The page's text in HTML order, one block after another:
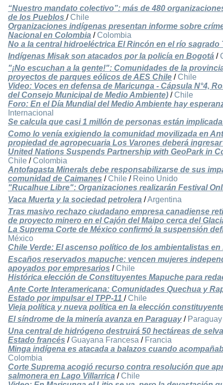
“Nuestro mandato colectivo”: más de 480
de los Pueblos / Chile
Organizaciones indígenas presentan informe sobre
Nacional en Colombia / Colombia
No a la central hidroeléctrica El Rincón en el río sagrado
Indígenas Misak son atacados por la policía en Bogotá /
"¡No escuchan a la gente!": Comunidades de la
proyectos de parques eólicos de AES Chile / Chile
Video: Voces en defensa de Maricunga - Cápsula N°4,
del Consejo Municipal de Medio Ambiente) / Chile
Foro: En el Día Mundial del Medio Ambiente hay
Internacional
Se calcula que casi 1 millón de personas están
Como lo venía exigiendo la comunidad movilizada en
propiedad de agropecuaria Los Varones deberá ingresar
United Nations Suspends Partnership with GeoPark in
Chile / Colombia
Antofagasta Minerals debe responsabilizarse de sus
comunidad de Caimanes / Chile / Reino Unido
"Rucalhue Libre": Organizaciones realizarán Festival
Vaca Muerta y la sociedad petrolera /Argentina
Tras masivo rechazo ciudadano empresa canadiense
de proyecto minero en el Cajón del Maipo cerca del
La Suprema Corte de México confirmó la suspensión
México
Chile Verde: El ascenso político de los ambientalistas
Escaños reservados mapuche: vencen mujeres
apoyados por empresarios / Chile
Histórica elección de Constituyentes Mapuche para
Ante Corte Interamericana: Comunidades Quechua y
Estado por impulsar el TPP-11 / Chile
Vieja política y nueva política en la elección
El síndrome de la minería avanza en Paraguay/ Paraguay
Una central de hidrógeno destruirá 50 hectáreas de
Estado francés / Guayana Francesa / Francia
Minga indígena es atacada a balazos cuando
Colombia
Corte Suprema acogió recurso contra resolución que
salmonera en Lago Villarrica / Chile